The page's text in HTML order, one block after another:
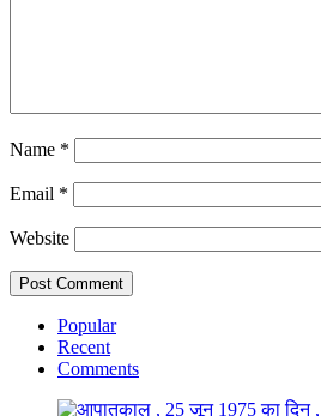
Name *
Email *
Website
Popular
Recent
Comments